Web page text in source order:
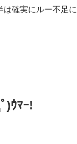
確実にルー不足
)ｳﾏｰ!